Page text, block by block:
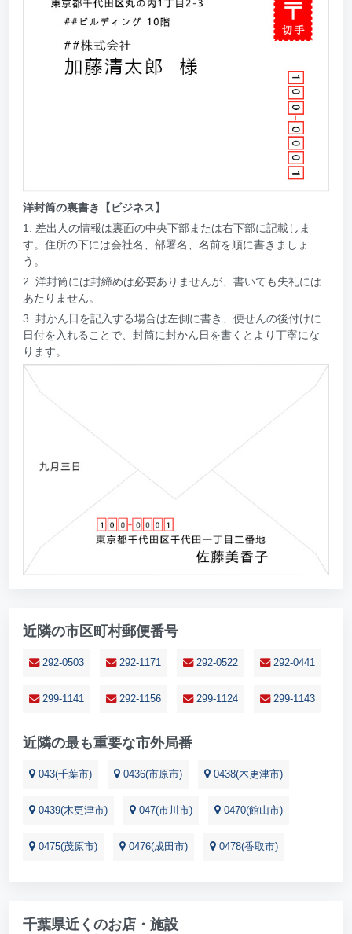
洋封筒の裏書き【ビジネス】
1. 差出人の情報は裏面の中央下部または右下部に記載しま
す。住所の下には会社名、部署名、名前を順に書きましょ
う。
2. 洋封筒には封締めは必要ありませんが、書いても失礼には
あたりません。
3. 封かん日を記入する場合は左側に書き、便せんの後付けに
日付を入れることで、封筒に封かん日を書くとより丁寧にな
ります。
近隣の市区町村郵便番号
292-0503 292-1171 292-0522 292-0441
299-1141 292-1156 299-1124 299-1143
近隣の最も重要な市外局番
043(千葉市) 0436(市原市) 0438(木更津市)
0439(木更津市) 047(市川市) 0470(館山市)
0475(茂原市) 0476(成田市) 0478(香取市)
千葉県近くのお店・施設